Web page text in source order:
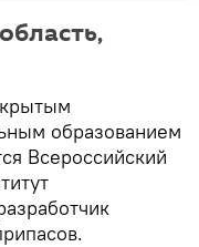
образованием
Всероссийский